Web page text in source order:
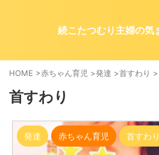
続こたつむり主婦の気
HOME >赤ちゃん育児 >発達 >首すわり >
首すわり
発達 赤ちゃん育児 首すわり